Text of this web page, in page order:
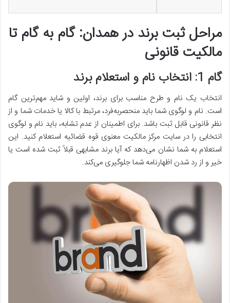
مراحل ثبت برند در همدان: گام به گام تا
مالکیت قانونی
گام 1: انتخاب نام و استعلام برند
انتخاب یک نام و طرح مناسب برای برند، اولین و شاید مهم‌ترین گام
است. نام و لوگوی شما باید منحصربه‌فرد، مرتبط با کالا یا خدمات شما و از
نظر قانونی قابل ثبت باشد. برای اطمینان از عدم تشابه، باید نام و لوگوی
انتخابی را در سایت مرکز مالکیت معنوی قوه قضائیه استعلام کنید. این
استعلام به شما نشان می‌دهد که آیا برند مشابهی قبلاً ثبت شده است یا
خیر و از رد شدن اظهارنامه شما جلوگیری می‌کند.